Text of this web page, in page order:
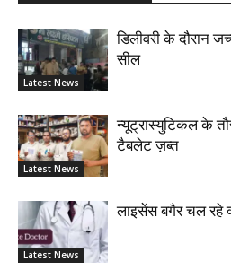
Latest News
डिलीवरी के दौरान
सील
Latest News
न्यूट्रास्युटिकल के
टैबलेट ज़ब्त
Latest News
लाइसेंस बगैर चल रहे